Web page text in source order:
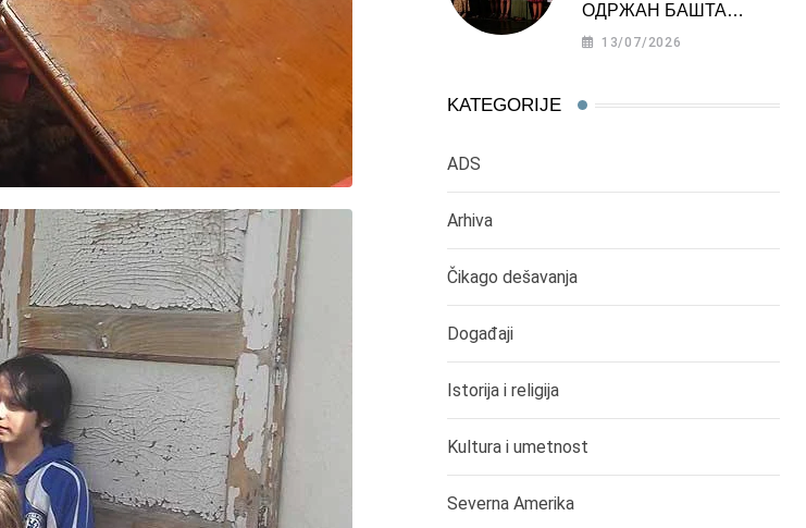
ОДРЖАН БАШТА
ФЕСТ 2026
13/07/2026
KATEGORIJE
ADS
Arhiva
Čikago dešavanja
Događaji
Istorija i religija
Kultura i umetnost
Severna Amerika